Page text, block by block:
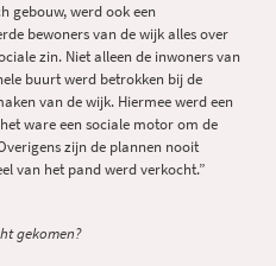
gebouw, werd ook een
bewoners van de wijk alles over
zin. Niet alleen de inwoners van
buurt werd betrokken bij de
van de wijk. Hiermee werd een
ware een sociale motor om de
zijn de plannen nooit
van het pand werd verkocht.”
gekomen?